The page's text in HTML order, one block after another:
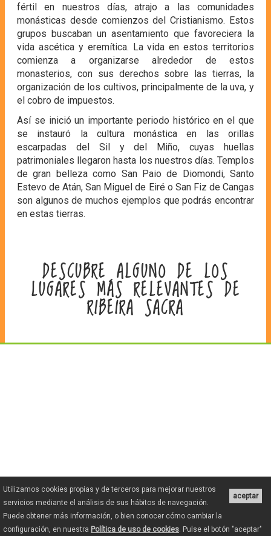
fértil en nuestros días, atrajo a las comunidades
monásticas desde comienzos del Cristianismo. Estos
grupos buscaban un asentamiento que favoreciera la
vida ascética y eremítica. La vida en estos territorios
comienza a organizarse alrededor de estos
monasterios, con sus derechos sobre las tierras, la
organización de los cultivos, principalmente de la uva, y
el cobro de impuestos.
Así se inició un importante periodo histórico en el que
se instauró la cultura monástica en las orillas
escarpadas del Sil y del Miño, cuyas huellas
patrimoniales llegaron hasta los nuestros días. Templos
de gran belleza como San Paio de Diomondi, Santo
Estevo de Atán, San Miguel de Eiré o San Fiz de Cangas
son algunos de muchos ejemplos que podrás encontrar
en estas tierras.
DESCUBRE ALGUNO DE LOS
LUGARES MÁS RELEVANTES DE
RIBEIRA SACRA
aceptar
Utilizamos cookies propias y de terceros para mejorar nuestros
servicios mediante el análisis de sus hábitos de navegación.
Puede obtener más información, o bien conocer cómo cambiar la
configuración, en nuestra Política de uso de cookies. Pulse el botón "aceptar"